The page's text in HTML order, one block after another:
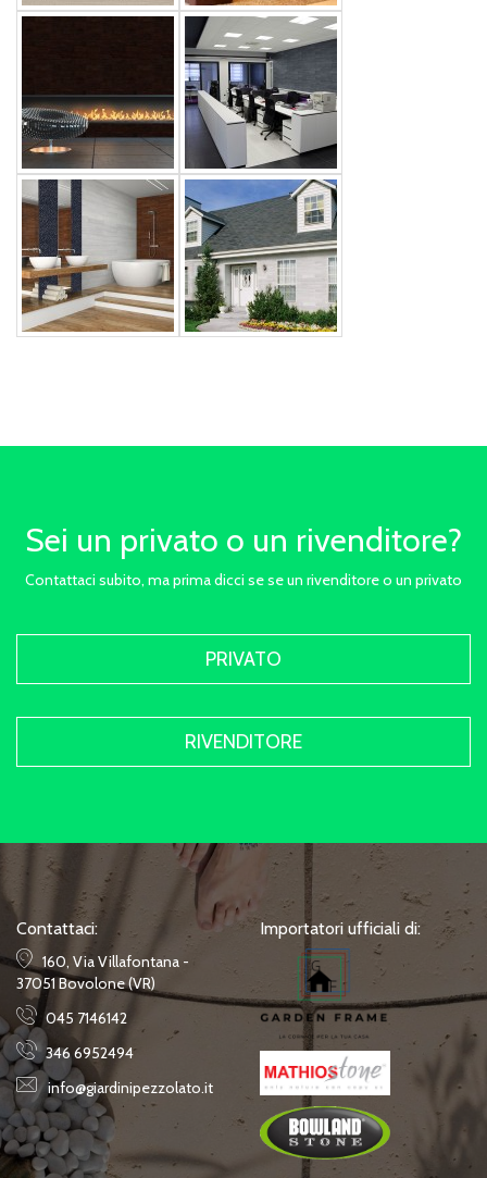
Sei un privato o un rivenditore?
Contattaci subito, ma prima dicci se se un rivenditore o un privato
PRIVATO
RIVENDITORE
Contattaci:
160, Via Villafontana -
37051 Bovolone (VR)
045 7146142
346 6952494
info@giardinipezzolato.it
Importatori ufficiali di: